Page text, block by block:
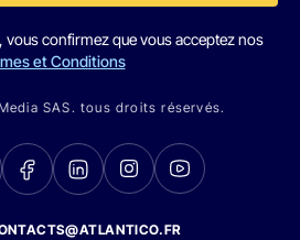
vous confirmez que vous acceptez nos
et Conditions
SAS. tous droits réservés.